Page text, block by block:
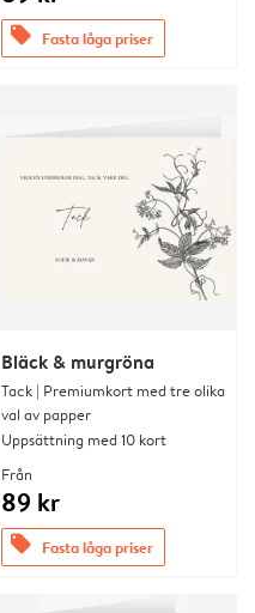
offers Fasta låga priser
Bläck & murgröna
Tack | Premiumkort med tre olika
val av papper
Uppsättning med 10 kort
Från
89 kr
offers Fasta låga priser